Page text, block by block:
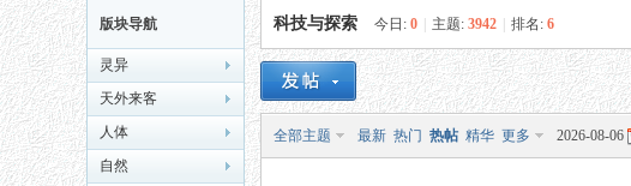
神 » › ›
版块导航
灵异
天外来客
人体
自然
科技与探索 今日: 0 主题: 3942 排名: 6
全部主题 最新 热门 热帖 精华 更多 2026-08-06